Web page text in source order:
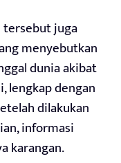
tersebut juga
menyebutkan
dunia akibat
lengkap dengan
dilakukan
informasi
karangan.